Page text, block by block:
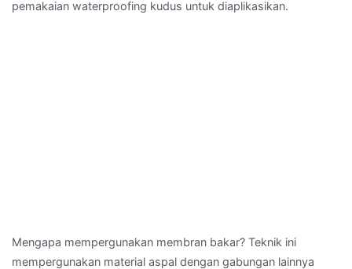
pemakaian waterproofing kudus untuk diaplikasikan.
Mengapa mempergunakan membran bakar? Teknik ini
mempergunakan material aspal dengan gabungan lainnya